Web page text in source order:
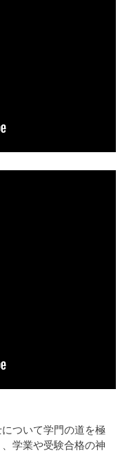
ついて学門の道を極
学業や受験合格の神